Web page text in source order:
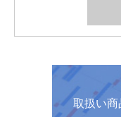
取扱い